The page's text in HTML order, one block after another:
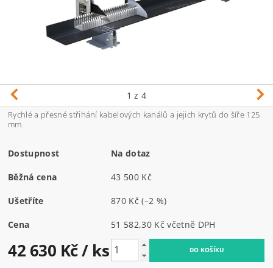
1 z 4
Rychlé a přesné střihání kabelových kanálů a jejich krytů do šíře 125
mm.
Dostupnost Na dotaz
Běžná cena 43 500 Kč
Ušetříte 870 Kč(–2 %)
Cena 51 582,30 Kč včetně DPH
42 630 Kč/ ks